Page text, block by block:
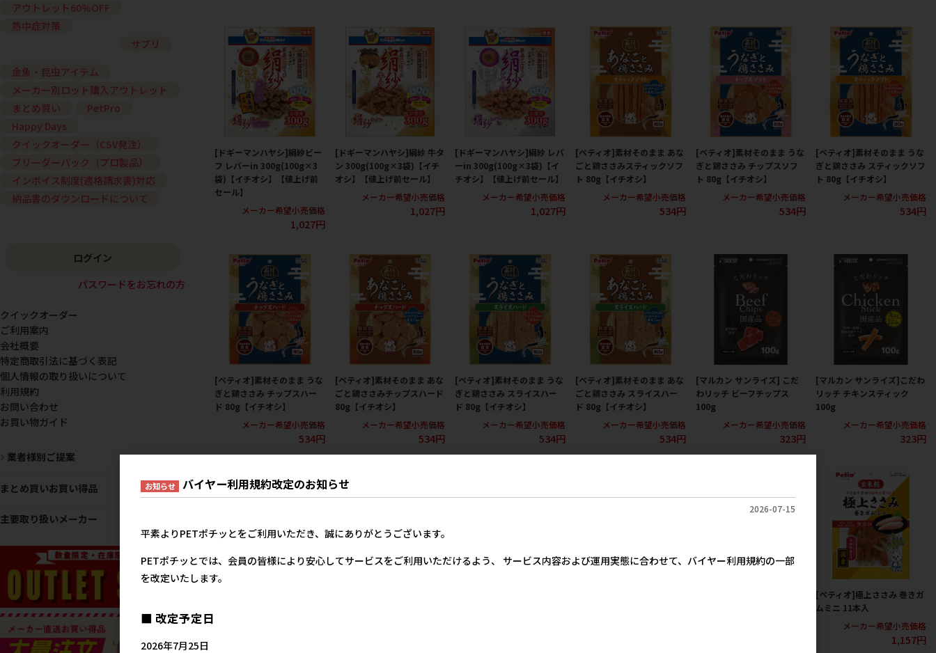
[ドギーマンハヤシ]絹紗ビー
フ レバーin 300g(100g×3
袋)【イチオシ】【値上げ前
セール】
メーカー希望小売価格
1,027円
[ドギーマンハヤシ]絹紗 牛タ
ン 300g(100g×3袋)【イチ
オシ】【値上げ前セール】
メーカー希望小売価格
1,027円
[ドギーマンハヤシ]絹紗 レバ
ーin 300g(100g×3袋)【イ
チオシ】【値上げ前セール】
メーカー希望小売価格
1,027円
[ペティオ]素材そのまま あな
ごと鶏ささみスティックソフ
ト 80g【イチオシ】
メーカー希望小売価格
534円
[ペティオ]素材そのまま うな
ぎと鶏ささみ チップスソフ
ト 80g【イチオシ】
メーカー希望小売価格
534円
[ペティオ]素材そのまま うな
ぎと鶏ささみ スティックソフ
ト 80g【イチオシ】
メーカー希望小売価格
534円
[ペティオ]素材そのまま うな
ぎと鶏ささみ チップスハー
ド 80g【イチオシ】
メーカー希望小売価格
534円
[ペティオ]素材そのまま あな
ごと鶏ささみチップスハード
80g【イチオシ】
メーカー希望小売価格
534円
[ペティオ]素材そのまま うな
ぎと鶏ささみ スライスハー
ド 80g【イチオシ】
メーカー希望小売価格
534円
[ペティオ]素材そのまま あな
ごと鶏ささみ スライスハー
ド 80g【イチオシ】
メーカー希望小売価格
534円
[マルカン サンライズ] こだ
わリッチ ビーフチップス
100g
メーカー希望小売価格
323円
[マルカン サンライズ]こだわ
リッチ チキンスティック
100g
メーカー希望小売価格
323円
[ペティオ]極上ささみ 巻きガ
ムミニ 11本入
メーカー希望小売価格
1,157円
アウトレット60%OFF
熱中症対策
サプリ
金魚・昆虫アイテム
メーカー別ロット購入アウトレット
まとめ買い
PetPro
Happy Days
クイックオーダー（CSV発注）
ブリーダーパック（プロ製品）
インボイス制度(適格請求書)対応
納品書のダウンロードについて
ログイン
パスワードをお忘れの方
クイックオーダー
ご利用案内
会社概要
特定商取引法に基づく表記
個人情報の取り扱いについて
利用規約
お問い合わせ
お買い物ガイド
業者様別ご提案
まとめ買いお買い得品
主要取り扱いメーカー
お知らせ バイヤー利用規約改定のお知らせ
2026-07-15
平素よりPETポチッとをご利用いただき、誠にありがとうございます。
PETポチッとでは、会員の皆様により安心してサービスをご利用いただけるよう、 サービス内容および運用実態に合わせて、バイヤー利用規約の一部
を改定いたします。
■ 改定予定日
2026年7月25日